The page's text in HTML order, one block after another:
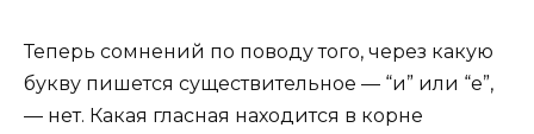
Теперь сомнений по поводу того, через какую
букву пишется существительное — “и” или “е”,
— нет. Какая гласная находится в корне